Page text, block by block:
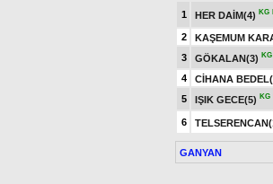
1 HER DAİM(4) KG
2 KAŞEMUM
3
GÖKALAN(3) KG
4
CİHANA
5
IŞIK GECE(5) KG
6
GANYAN